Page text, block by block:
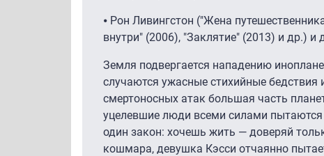
⦁ Рон Ливингстон ("Жена
внутри" (2006), "Заклятие" (2013) и др.) и
Земля подвергается нападению
случаются ужасные стихийные бедствия
смертоносных атак большая часть
уцелевшие люди всеми силами пытаются
один закон: хочешь жить — доверяй
кошмара, девушка Кэсси отчаянно